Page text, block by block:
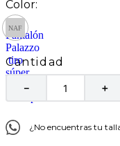
Cantidad
＋
－
¿No encuentras tu